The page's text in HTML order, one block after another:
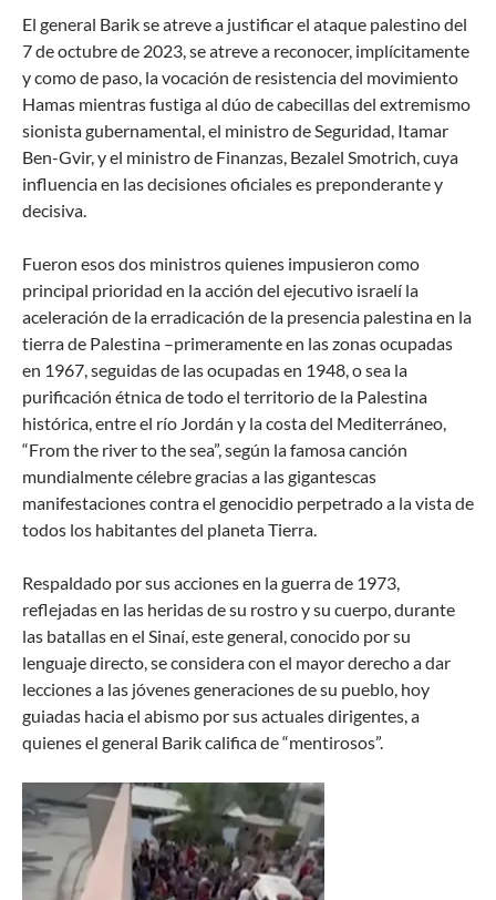
El general Barik se atreve a justificar el ataque palestino del
7 de octubre de 2023, se atreve a reconocer, implícitamente
y como de paso, la vocación de resistencia del movimiento
Hamas mientras fustiga al dúo de cabecillas del extremismo
sionista gubernamental, el ministro de Seguridad, Itamar
Ben-Gvir, y el ministro de Finanzas, Bezalel Smotrich, cuya
influencia en las decisiones oficiales es preponderante y
decisiva.
Fueron esos dos ministros quienes impusieron como
principal prioridad en la acción del ejecutivo israelí la
aceleración de la erradicación de la presencia palestina en la
tierra de Palestina –primeramente en las zonas ocupadas
en 1967, seguidas de las ocupadas en 1948, o sea la
purificación étnica de todo el territorio de la Palestina
histórica, entre el río Jordán y la costa del Mediterráneo,
“From the river to the sea”, según la famosa canción
mundialmente célebre gracias a las gigantescas
manifestaciones contra el genocidio perpetrado a la vista de
todos los habitantes del planeta Tierra.
Respaldado por sus acciones en la guerra de 1973,
reflejadas en las heridas de su rostro y su cuerpo, durante
las batallas en el Sinaí, este general, conocido por su
lenguaje directo, se considera con el mayor derecho a dar
lecciones a las jóvenes generaciones de su pueblo, hoy
guiadas hacia el abismo por sus actuales dirigentes, a
quienes el general Barik califica de “mentirosos”.